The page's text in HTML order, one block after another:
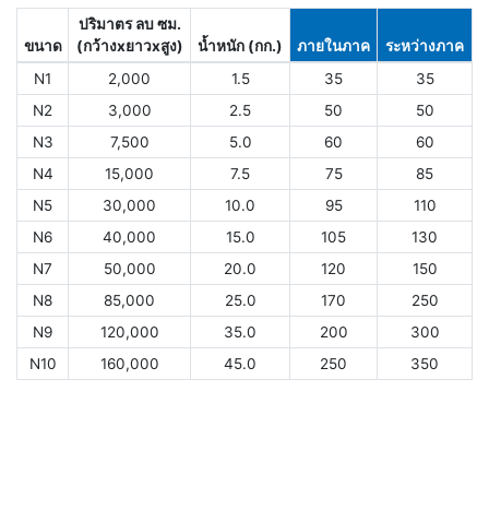
ขนาด
ปริมาตร ลบ ซม.
(กว้างxยาวxสูง)
น้ำหนัก (กก.) ภายในภาค
ระหว่างภาค
N1
2,000 1.5 35
35
N2
3,000 2.5 50
50
N3
7,500 5.0 60
60
N4
15,000 7.5 75
85
N5
30,000 10.0 95
110
N6
40,000 15.0 105
130
N7
50,000 20.0 120
150
N8
85,000 25.0 170
250
N9
120,000 35.0 200
300
N10
160,000 45.0 250 350